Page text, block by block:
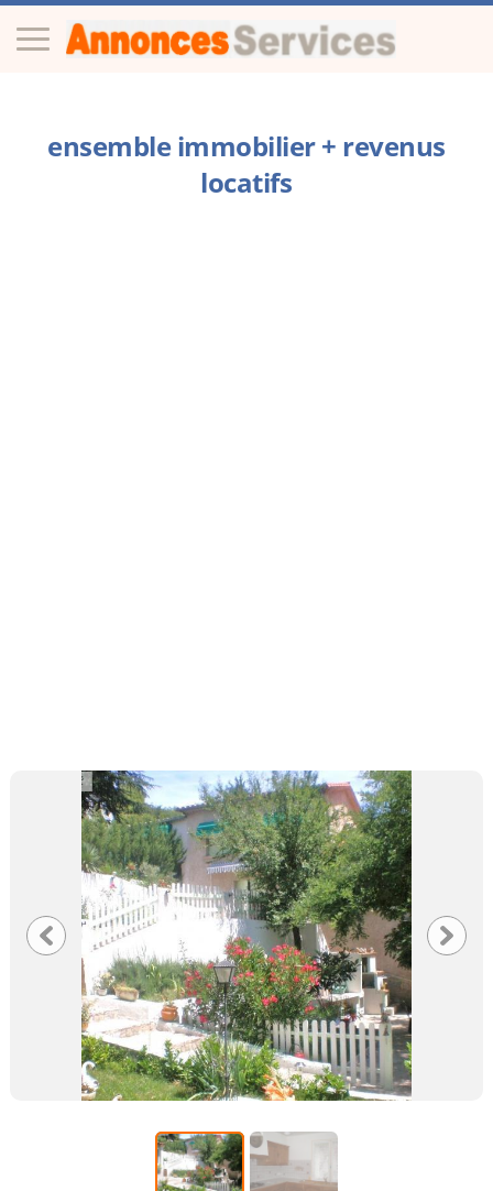
ensemble immobilier + revenus
locatifs